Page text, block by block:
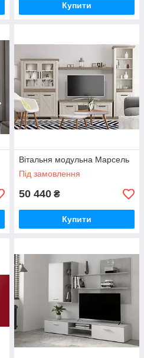
Купити
Вітальня модульна Марсель
Під замовлення
50 440 ₴
Купити